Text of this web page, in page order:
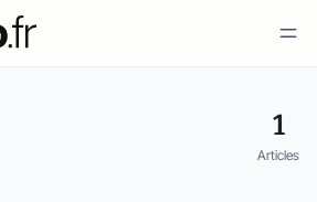
1
Articles